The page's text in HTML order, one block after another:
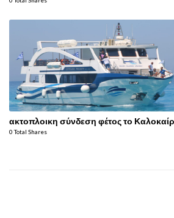
ακτοπλοικη σύνδεση φέτος το
0 Total Shares